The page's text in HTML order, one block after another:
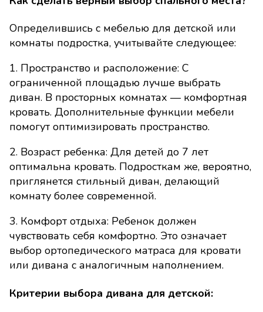
Определившись с мебелью для детской или
комнаты подростка, учитывайте следующее:
1. Пространство и расположение: С
ограниченной площадью лучше выбрать
диван. В просторных комнатах — комфортная
кровать. Дополнительные функции мебели
помогут оптимизировать пространство.
2. Возраст ребенка: Для детей до 7 лет
оптимальна кровать. Подросткам же, вероятно,
приглянется стильный диван, делающий
комнату более современной.
3. Комфорт отдыха: Ребенок должен
чувствовать себя комфортно. Это означает
выбор ортопедического матраса для кровати
или дивана с аналогичным наполнением.
Критерии выбора дивана для детской: